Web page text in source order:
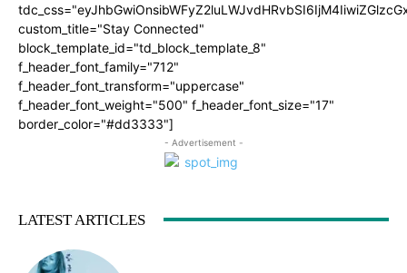
custom_title="Stay Connected"
block_template_id="td_block_template_8"
f_header_font_family="712"
f_header_font_transform="uppercase"
f_header_font_weight="500" f_header_font_size="17"
border_color="#dd3333"]
- Advertisement -
LATEST ARTICLES